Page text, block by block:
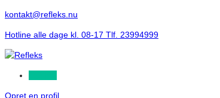
kontakt@refleks.nu
Hotline alle dage kl. 08-17 Tlf. 23994999
Opret en profil